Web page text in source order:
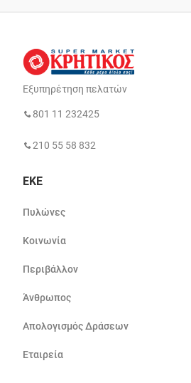
Εξυπηρέτηση πελατών
801 11 232425
210 55 58 832
ΕΚΕ
Πυλώνες
Κοινωνία
Περιβάλλον
Άνθρωπος
Απολογισμός Δράσεων
Εταιρεία